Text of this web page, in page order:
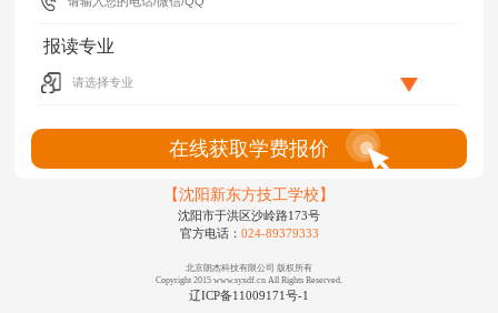
报读专业
在线获取学费报价
【沈阳新东方技工学校】
沈阳市于洪区沙岭路173号
官方电话： 024-89379333
北京朗杰科技有限公司 版权所有
Copyright 2015 www.syxdf.cn All Rights Reserved.
辽ICP备11009171号-1